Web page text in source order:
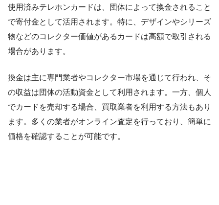
使用済みテレホンカードは、団体によって換金されること
で寄付金として活用されます。特に、デザインやシリーズ
物などのコレクター価値があるカードは高額で取引される
場合があります。
換金は主に専門業者やコレクター市場を通じて行われ、そ
の収益は団体の活動資金として利用されます。一方、個人
でカードを売却する場合、買取業者を利用する方法もあり
ます。多くの業者がオンライン査定を行っており、簡単に
価格を確認することが可能です。